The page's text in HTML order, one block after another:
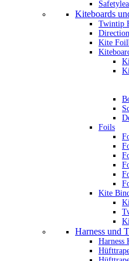
Kiteboards
Twintip
Kite
Foils
Kite
Harness und
Harness